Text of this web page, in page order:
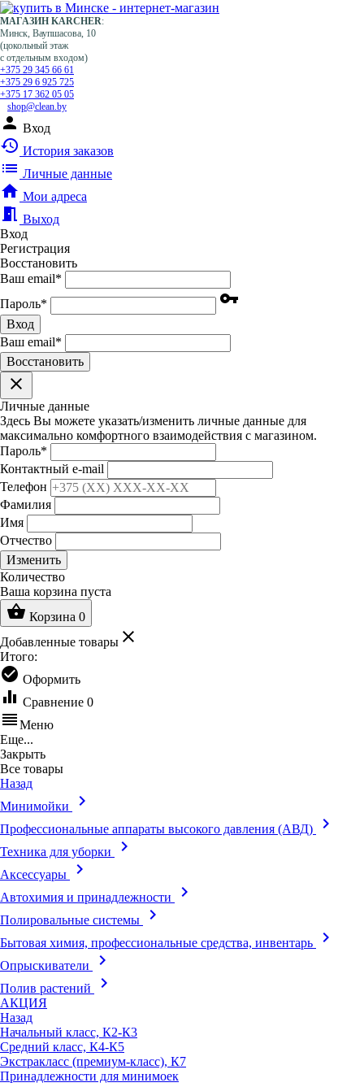
МАГАЗИН KARCHER:
Минск, Ваупшасова, 10
(цокольный этаж
с отдельным входом)
+375 29 345 66 61
+375 29 6 925 725
+375 17 362 05 05
shop@clean.by
person Вход
history История заказов
list Личные данные
home Мои адреса
meeting_room Выход
Вход
Регистрация
Восстановить
Ваш email*
Пароль* vpn_key
Вход
Ваш email*
Воcстановить
clear
Личные данные
Здесь Вы можете указать/изменить личные данные для
максимально комфортного взаимодействия с магазином.
Пароль*
Контактный e-mail
Телефон
Фамилия
Имя
Отчество
Изменить
Количество
Ваша корзина пуста
shopping_basket Корзина 0
Добавленные товары clear
Итого:
check_circle Оформить
equalizer Сравнение 0
reorderМеню
Еще...
Закрыть
Все товары
Назад
Минимойки
keyboard_arrow_right
Профессиональные аппараты высокого давления (АВД) keyboard_arrow_right
Техника для уборки keyboard_arrow_right
Аксессуары keyboard_arrow_right
Автохимия и принадлежности keyboard_arrow_right
Полировальные системы keyboard_arrow_right
Бытовая химия, профессиональные средства, инвентарь keyboard_arrow_right
Опрыскиватели keyboard_arrow_right
Полив растений keyboard_arrow_right
АКЦИЯ
Назад
Начальный класс, К2-К3
Средний класс, К4-К5
Экстракласс (премиум-класс), К7
Принадлежности для минимоек